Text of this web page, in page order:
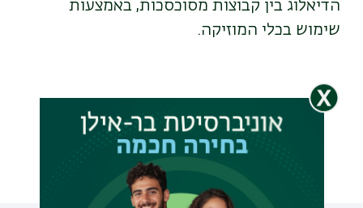
הדיאלוג בין קבוצות מסוכסכות, באמצעות
שימוש בכלי המוזיקה.